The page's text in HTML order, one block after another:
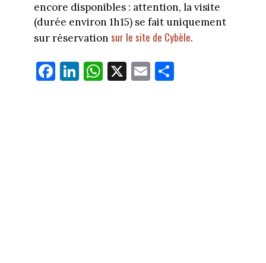
encore disponibles : attention, la visite
(durée environ 1h15) se fait uniquement
sur réservation sur le site de Cybèle.
Fa
ce
Li
nk
W
ha
X E
m
Pa
rt